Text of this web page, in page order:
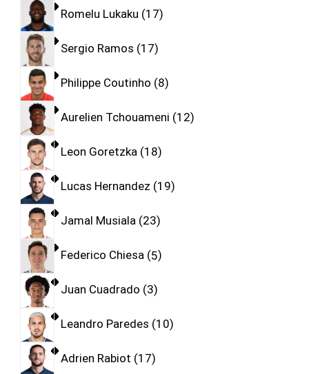
Romelu Lukaku 17
Sergio Ramos 17
Philippe Coutinho 8
Aurelien Tchouameni 12
Leon Goretzka 18
Lucas Hernandez 19
Jamal Musiala 23
Federico Chiesa 5
Juan Cuadrado 3
Leandro Paredes 10
Adrien Rabiot 17